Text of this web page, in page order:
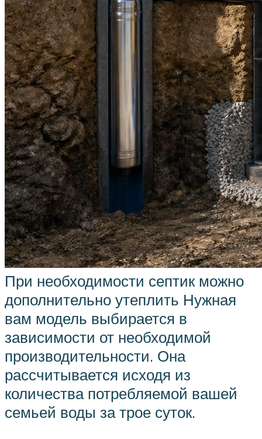
При необходимости септик можно
дополнительно утеплить Нужная
вам модель выбирается в
зависимости от необходимой
производительности. Она
рассчитывается исходя из
количества потребляемой вашей
семьей воды за трое суток.